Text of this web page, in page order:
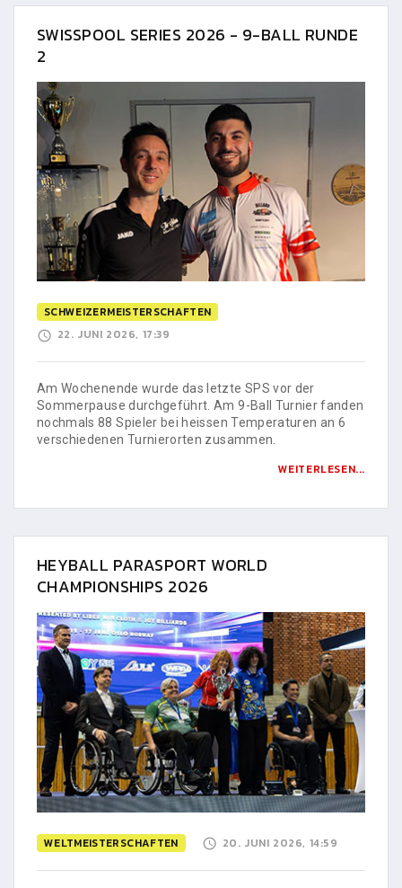
SWISSPOOL SERIES 2026 - 9-BALL RUNDE
2
SCHWEIZERMEISTERSCHAFTEN
22. JUNI 2026, 17:39
Am Wochenende wurde das letzte SPS vor der
Sommerpause durchgeführt. Am 9-Ball Turnier fanden
nochmals 88 Spieler bei heissen Temperaturen an 6
verschiedenen Turnierorten zusammen.
WEITERLESEN...
HEYBALL PARASPORT WORLD
CHAMPIONSHIPS 2026
WELTMEISTERSCHAFTEN 20. JUNI 2026, 14:59